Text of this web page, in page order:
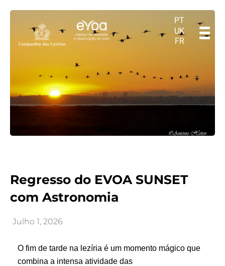
PT
UK
FR
Regresso do EVOA SUNSET
com Astronomia
Julho 1, 2026
O fim de tarde na lezíria é um momento mágico que
combina a intensa atividade das